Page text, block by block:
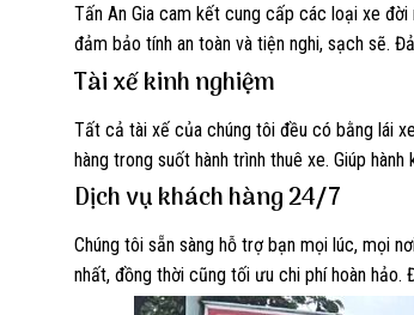
Tấn An Gia cam kết cung cấp các loại xe
đảm bảo tính an toàn và tiện nghi, sạch sẽ.
Tài xế kinh nghiệm
Tất cả tài xế của chúng tôi đều có bằng lái
hàng trong suốt hành trình thuê xe. Giúp
Dịch vụ khách hàng 24/7
Chúng tôi sẵn sàng hỗ trợ bạn mọi lúc, mọi
nhất, đồng thời cũng tối ưu chi phí hoàn